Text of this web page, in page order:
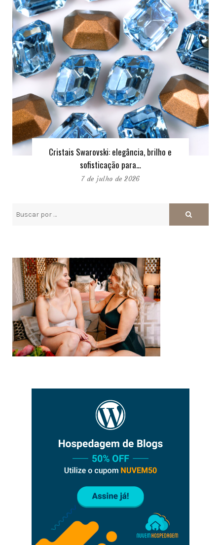
Cristais Swarovski: elegância, brilho e
sofisticação para…
7 de julho de 2026